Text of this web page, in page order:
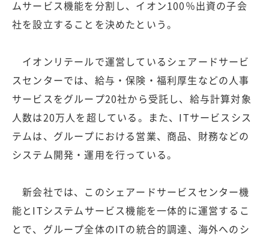
ムサービス機能を分割し、イオン100％出資の子会
社を設立することを決めたという。
イオンリテールで運営しているシェアードサービ
スセンターでは、給与・保険・福利厚生などの人事
サービスをグループ20社から受託し、給与計算対象
人数は20万人を超している。また、ITサービスシス
テムは、グループにおける営業、商品、財務などの
システム開発・運用を行っている。
新会社では、このシェアードサービスセンター機
能とITシステムサービス機能を一体的に運営するこ
とで、グループ全体のITの統合的調達、海外へのシ